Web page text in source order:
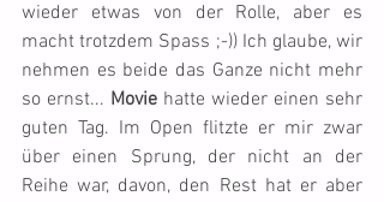
wieder etwas von der Rolle, aber es
macht trotzdem Spass ;-)) Ich glaube, wir
nehmen es beide das Ganze nicht mehr
so ernst... Movie hatte wieder einen sehr
guten Tag. Im Open flitzte er mir zwar
über einen Sprung, der nicht an der
Reihe war, davon, den Rest hat er aber